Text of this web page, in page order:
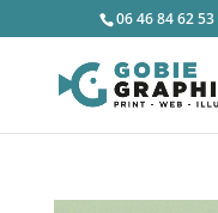
06 46 84 62 53